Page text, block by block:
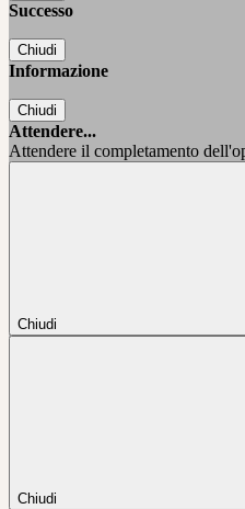
Successo
Chiudi
Informazione
Chiudi
Attendere...
Attendere il completamento
Chiudi
Chiudi